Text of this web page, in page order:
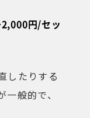
円/セッ
したりする
般的で、